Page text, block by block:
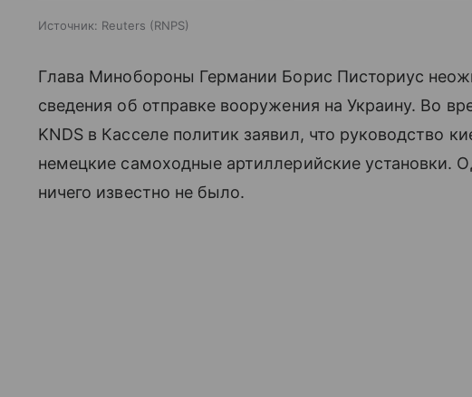
Источник: Reuters (RNPS)
Глава Минобороны Германии Борис Писториус
сведения об отправке вооружения на Украину. Во
KNDS в Касселе политик заявил, что руководство
немецкие самоходные артиллерийские установки.
ничего известно не было.